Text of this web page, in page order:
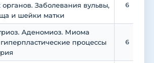
органов. Заболевания вульвы,
и шейки матки
6
Аденомиоз. Миома
процессы
6